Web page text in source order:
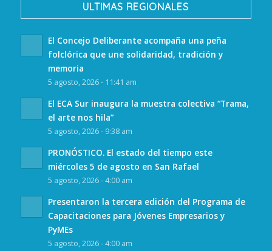
ULTIMAS REGIONALES
El Concejo Deliberante acompaña una peña
folclórica que une solidaridad, tradición y
memoria
5 agosto, 2026 - 11:41 am
El ECA Sur inaugura la muestra colectiva “Trama,
el arte nos hila”
5 agosto, 2026 - 9:38 am
PRONÓSTICO. El estado del tiempo este
miércoles 5 de agosto en San Rafael
5 agosto, 2026 - 4:00 am
Presentaron la tercera edición del Programa de
Capacitaciones para Jóvenes Empresarios y
PyMEs
5 agosto, 2026 - 4:00 am